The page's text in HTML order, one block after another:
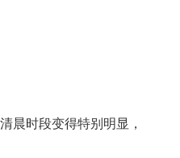
晨时段变得特别明显，